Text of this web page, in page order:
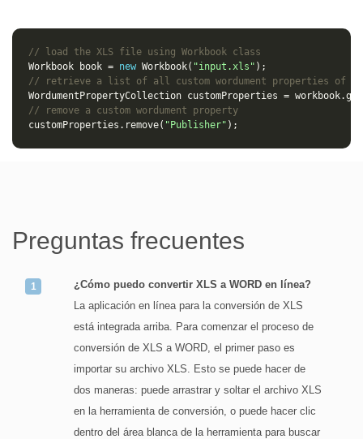
// load the XLS file using Workbook class
Workbook
book = new Workbook( "input.xls" );
// retrieve a list of all custom wordument properties of
WordumentPropertyCollection customProperties = workbook.
// remove a custom wordument property
customProperties . remove( "Publisher" );
Preguntas frecuentes
¿Cómo puedo convertir XLS a WORD en línea?
La aplicación en línea para la conversión de XLS
está integrada arriba. Para comenzar el proceso de
conversión de XLS a WORD, el primer paso es
importar su archivo XLS. Esto se puede hacer de
dos maneras: puede arrastrar y soltar el archivo XLS
en la herramienta de conversión, o puede hacer clic
dentro del área blanca de la herramienta para buscar